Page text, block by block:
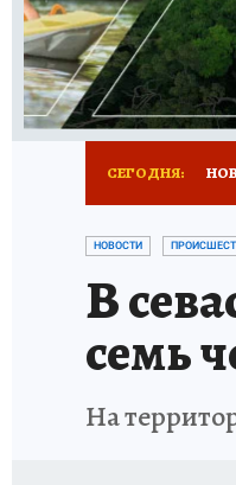
РАДИО КП
СЕГОДНЯ:
НОВОСТИ
В
семь
На